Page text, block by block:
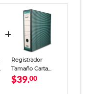
Registrador
Tamaño Carta
Office Depot
$39.00